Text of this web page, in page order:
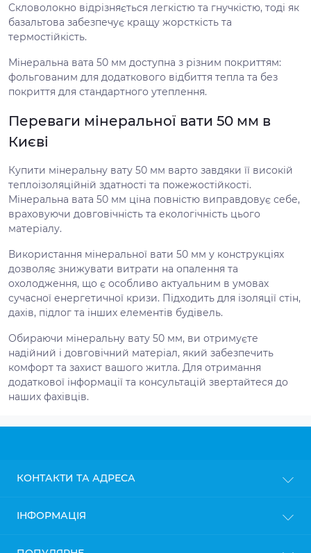
Скловолокно відрізняється легкістю та гнучкістю, тоді як
базальтова забезпечує кращу жорсткість та
термостійкість.
Мінеральна вата 50 мм доступна з різним покриттям:
фольгованим для додаткового відбиття тепла та без
покриття для стандартного утеплення.
Переваги мінеральної вати 50 мм в
Києві
Купити мінеральну вату 50 мм варто завдяки її високій
теплоізоляційній здатності та пожежостійкості.
Мінеральна вата 50 мм ціна повністю виправдовує себе,
враховуючи довговічність та екологічність цього
матеріалу.
Використання мінеральної вати 50 мм у конструкціях
дозволяє знижувати витрати на опалення та
охолодження, що є особливо актуальним в умовах
сучасної енергетичної кризи. Підходить для ізоляції стін,
дахів, підлог та інших елементів будівель.
Обираючи мінеральну вату 50 мм, ви отримуєте
надійний і довговічний матеріал, який забезпечить
комфорт та захист вашого житла. Для отримання
додаткової інформації та консультацій звертайтеся до
наших фахівців.
КОНТАКТИ ТА АДРЕСА
ІНФОРМАЦІЯ